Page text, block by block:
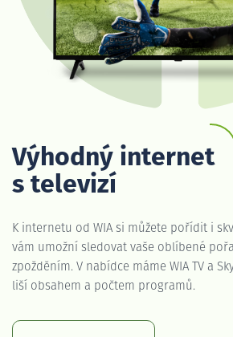
Výhodný internet
s televizí
K internetu od WIA si můžete pořídit i
vám umožní sledovat vaše oblíbené
zpožděním. V nabídce máme WIA TV a
liší obsahem a počtem programů.